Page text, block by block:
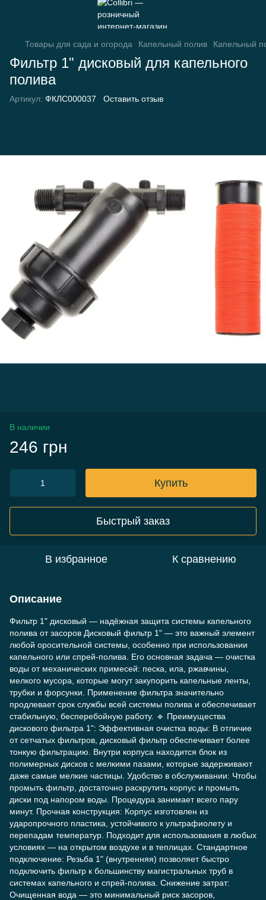
Товары для сада и огорода Капельный полив Капельный
Фильтр 1" дисковый для капельного
полива
Артикул: ФКЛС000037 Оставить отзыв
В наличии
246 грн
Купить
Быстрый заказ
В избранное К сравнению
Описание
Фильтр 1" дисковый — надёжная защита системы капельного
полива от засоров Дисковый фильтр 1" — это важный элемент
любой оросительной системы, особенно при использовании
капельного или спрей-полива. Его основная задача — очистка
воды от механических примесей: песка, ила, ржавчины,
мелкого мусора, которые могут закупорить капельные ленты,
трубки и форсунки. Применение фильтра значительно
продлевает срок службы всей системы полива и обеспечивает
стабильную, бесперебойную работу. 🔹 Преимущества
дискового фильтра 1": Эффективная очистка воды: В отличие
от сетчатых фильтров, дисковый фильтр обеспечивает более
тонкую фильтрацию. Внутри корпуса находится блок из
полимерных дисков с мелкими пазами, которые задерживают
даже самые мелкие частицы. Удобство в обслуживании: Чтобы
промыть фильтр, достаточно раскрутить корпус и промыть
диски под напором воды. Процедура занимает всего пару
минут. Прочная конструкция: Корпус изготовлен из
ударопрочного пластика, устойчивого к ультрафиолету и
перепадам температур. Подходит для использования в любых
условиях — на открытом воздухе и в теплицах. Стандартное
подключение: Резьба 1" (внутренняя) позволяет быстро
подключить фильтр к большинству магистральных труб в
системах капельного и спрей-полива. Снижение затрат:
Очищенная вода — это минимальный риск засоров,